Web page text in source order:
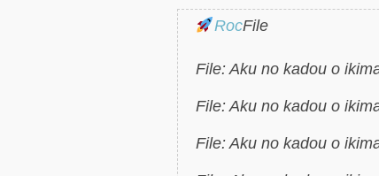
RocFile
File: Aku no kadou o
File: Aku no kadou o
File: Aku no kadou o